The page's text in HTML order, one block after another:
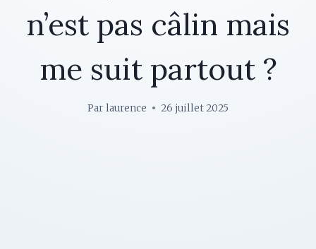
n’est pas câlin mais
me suit partout ?
Par laurence 26 juillet 2025